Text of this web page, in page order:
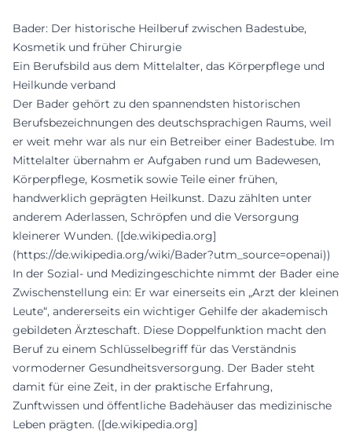
Bader: Der historische Heilberuf zwischen Badestube,
Kosmetik und früher Chirurgie
Ein Berufsbild aus dem Mittelalter, das Körperpflege und
Heilkunde verband
Der Bader gehört zu den spannendsten historischen
Berufsbezeichnungen des deutschsprachigen Raums, weil
er weit mehr war als nur ein Betreiber einer Badestube. Im
Mittelalter übernahm er Aufgaben rund um Badewesen,
Körperpflege, Kosmetik sowie Teile einer frühen,
handwerklich geprägten Heilkunst. Dazu zählten unter
anderem Aderlassen, Schröpfen und die Versorgung
kleinerer Wunden. ([de.wikipedia.org]
(https://de.wikipedia.org/wiki/Bader?utm_source=openai))
In der Sozial- und Medizingeschichte nimmt der Bader eine
Zwischenstellung ein: Er war einerseits ein „Arzt der kleinen
Leute“, andererseits ein wichtiger Gehilfe der akademisch
gebildeten Ärzteschaft. Diese Doppelfunktion macht den
Beruf zu einem Schlüsselbegriff für das Verständnis
vormoderner Gesundheitsversorgung. Der Bader steht
damit für eine Zeit, in der praktische Erfahrung,
Zunftwissen und öffentliche Badehäuser das medizinische
Leben prägten. ([de.wikipedia.org]